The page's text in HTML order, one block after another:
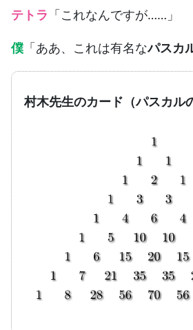
テトラ 「これなんですが……」
僕 「ああ、これは有名なパスカ
村木先生のカード（パスカル